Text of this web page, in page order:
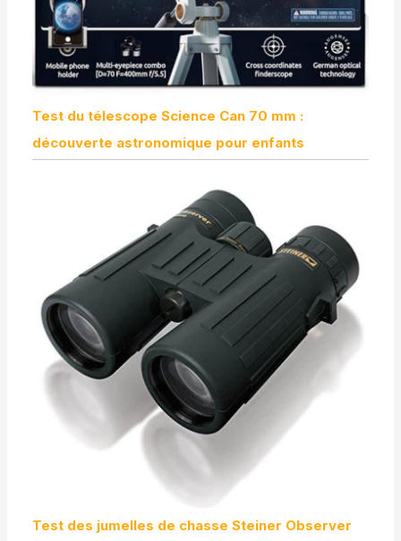
Test du télescope Science Can 70 mm :
découverte astronomique pour enfants
Test des jumelles de chasse Steiner Observer